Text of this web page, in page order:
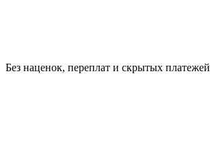
Без наценок, переплат и скрытых платежей